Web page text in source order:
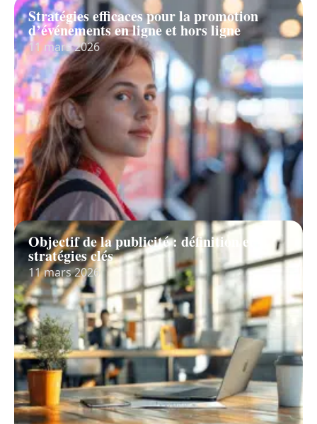
Stratégies efficaces pour la promotion
d’événements en ligne et hors ligne
11 mars 2026
Objectif de la publicité : définition et
stratégies clés
11 mars 2026